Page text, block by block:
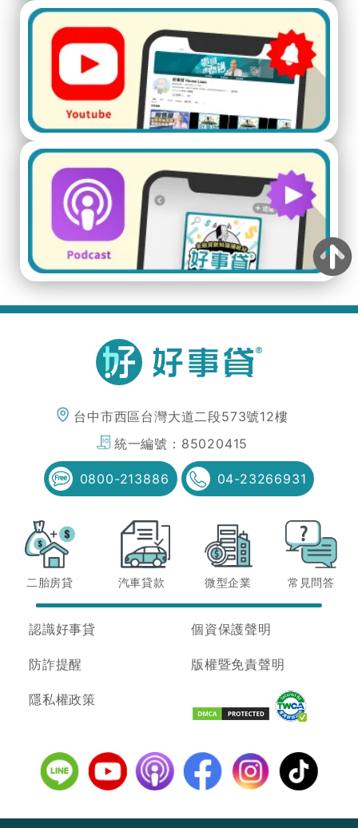
台中市西區台灣大道二段573號12樓
統一編號： 85020415
0800-213886 04-23266931
二胎房貸 汽車貸款 微型企業 常見問答
認識好事貸 個資保護聲明
防詐提醒 版權暨免責聲明
隱私權政策